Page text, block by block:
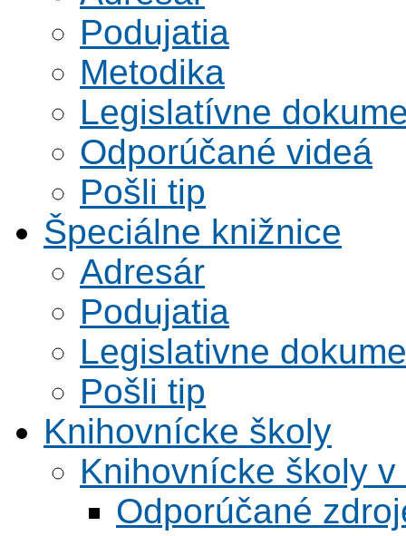
Podujatia
Metodika
Legislatívne
Odporúčané videá
Pošli tip
Špeciálne knižnice
Adresár
Podujatia
Legislativne
Pošli tip
Knihovnícke školy
Knihovnícke školy v
Odporúčané